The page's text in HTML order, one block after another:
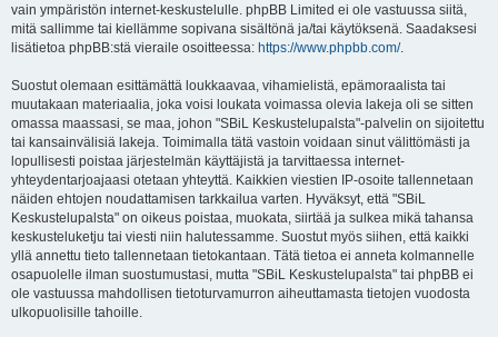
vain ympäristön internet-keskustelulle. phpBB Limited ei ole vastuussa siitä,
mitä sallimme tai kiellämme sopivana sisältönä ja/tai käytöksenä. Saadaksesi
lisätietoa phpBB:stä vieraile osoitteessa: https://www.phpbb.com/.
Suostut olemaan esittämättä loukkaavaa, vihamielistä, epämoraalista tai
muutakaan materiaalia, joka voisi loukata voimassa olevia lakeja oli se sitten
omassa maassasi, se maa, johon "SBiL Keskustelupalsta"-palvelin on sijoitettu
tai kansainvälisiä lakeja. Toimimalla tätä vastoin voidaan sinut välittömästi ja
lopullisesti poistaa järjestelmän käyttäjistä ja tarvittaessa internet-
yhteydentarjoajaasi otetaan yhteyttä. Kaikkien viestien IP-osoite tallennetaan
näiden ehtojen noudattamisen tarkkailua varten. Hyväksyt, että "SBiL
Keskustelupalsta" on oikeus poistaa, muokata, siirtää ja sulkea mikä tahansa
keskusteluketju tai viesti niin halutessamme. Suostut myös siihen, että kaikki
yllä annettu tieto tallennetaan tietokantaan. Tätä tietoa ei anneta kolmannelle
osapuolelle ilman suostumustasi, mutta "SBiL Keskustelupalsta" tai phpBB ei
ole vastuussa mahdollisen tietoturvamurron aiheuttamasta tietojen vuodosta
ulkopuolisille tahoille.